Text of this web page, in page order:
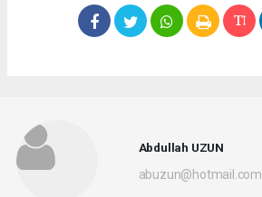
Abdullah UZUN
abuzun@hotmail.com